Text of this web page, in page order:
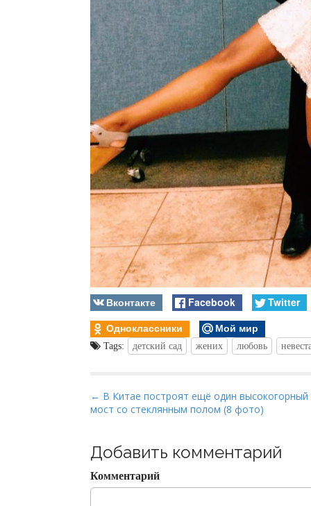
Вконтакте Facebook
Twitter
Одноклассники
Мой мир
Tags: детский сад жених любовь
P
o
t
n
a
← В Китае построят ещё один высокогорный
мост со стеклянным полом (8 фото)
Добавить комментарий
Комментарий